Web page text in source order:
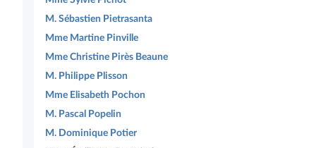
M. Sébastien Pietrasanta
Mme Martine Pinville
Mme Christine Pirès Beaune
M. Philippe Plisson
Mme Elisabeth Pochon
M. Pascal Popelin
M. Dominique Potier